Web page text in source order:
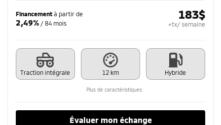
Financement à partir de
2,49% / 84 mois
183$
+tx/ semaine
Traction intégrale 12 km Hybride
Plus de caractéristiques
Évaluer mon échange